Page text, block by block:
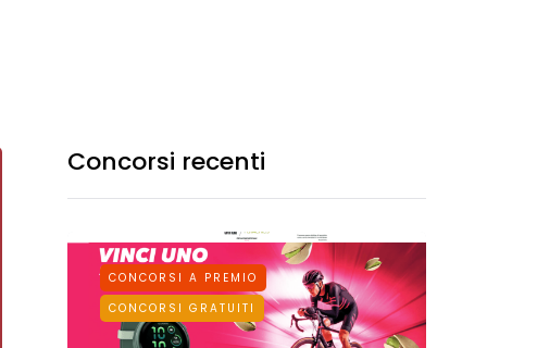
Concorsi recenti
CONCORSI A PREMIO
CONCORSI GRATUITI